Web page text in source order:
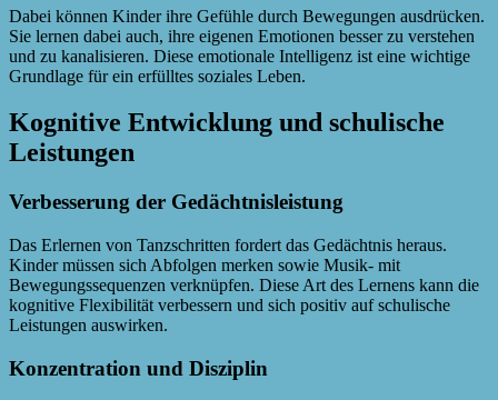
Dabei können Kinder ihre Gefühle durch Bewegungen ausdrücken.
Sie lernen dabei auch, ihre eigenen Emotionen besser zu verstehen
und zu kanalisieren. Diese emotionale Intelligenz ist eine wichtige
Grundlage für ein erfülltes soziales Leben.
Kognitive Entwicklung und schulische
Leistungen
Verbesserung der Gedächtnisleistung
Das Erlernen von Tanzschritten fordert das Gedächtnis heraus.
Kinder müssen sich Abfolgen merken sowie Musik- mit
Bewegungssequenzen verknüpfen. Diese Art des Lernens kann die
kognitive Flexibilität verbessern und sich positiv auf schulische
Leistungen auswirken.
Konzentration und Disziplin